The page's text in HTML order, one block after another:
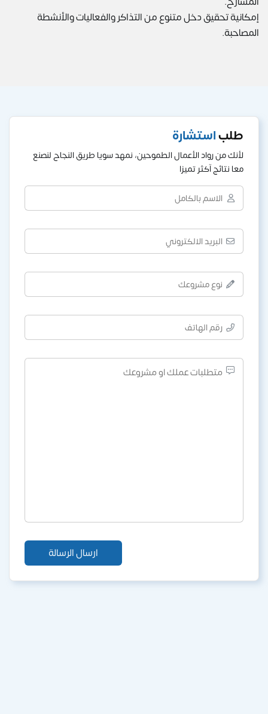
إمكانية تحقيق دخل متنوع من التذاكر والفعاليات والأنشطة
المصاحبة.
طلباستشارة
لأنك من رواد الأعمال الطموحين، نمهد سويا طريق النجاح لنصنع
معا نتائج آكثر تميزا